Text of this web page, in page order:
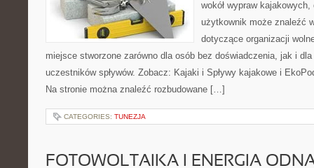
wokół wypraw
użytkownik może znaleźć
dotyczące organizacji
miejsce stworzone zarówno dla osób bez doświadczenia, jak i
uczestników spływów. Zobacz: Kajaki i Spływy kajakowe i
Na stronie można znaleźć rozbudowane […]
CATEGORIES: TUNEZJA
FOTOWOLTAIKA I ENERGIA